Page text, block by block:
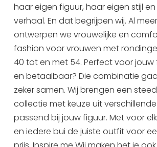
Veel bezochte pagina's:
Top 10 leuke dingen
Vakantie vieren in Sneek
Overnachten in Sneek
Citygame Escapegame Sneek
Webcams
De leukste routes
Interactieve plattegrond van Sneek
haar eigen figuur, haar eigen stijl
verhaal. En dat begrijpen wij. Al
ontwerpen we vrouwelijke en
fashion voor vrouwen met
40 tot en met 54. Perfect voor jouw
en betaalbaar? Die combinatie
zeker samen. Wij brengen een
collectie met keuze uit verschillende
passend bij jouw figuur. Met voor
en iedere bui de juiste outfit voor